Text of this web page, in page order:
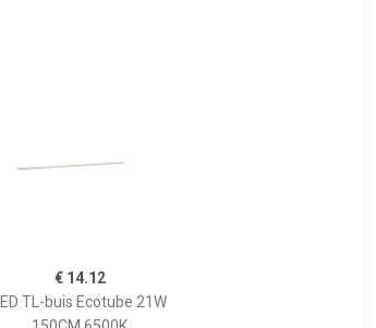
€ 14.12
LED TL-buis Ecotube 21W